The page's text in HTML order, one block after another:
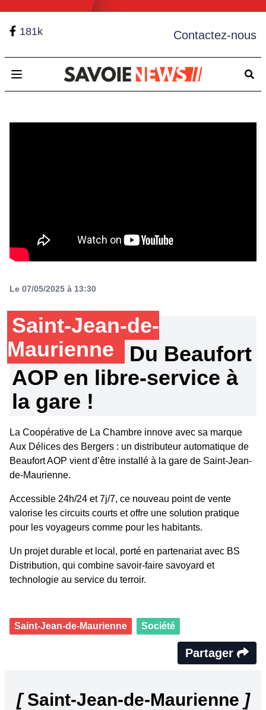
181k Contactez-nous
Open main menu
Le 07/05/2025 à 13:30
Saint-Jean-de-
Maurienne
Du Beaufort
AOP en libre-service à
la gare !
La Coopérative de La Chambre innove avec sa marque
Aux Délices des Bergers : un distributeur automatique de
Beaufort AOP vient d’être installé à la gare de Saint-Jean-
de-Maurienne.
Accessible 24h/24 et 7j/7, ce nouveau point de vente
valorise les circuits courts et offre une solution pratique
pour les voyageurs comme pour les habitants.
Un projet durable et local, porté en partenariat avec BS
Distribution, qui combine savoir-faire savoyard et
technologie au service du terroir.
Saint-Jean-de-Maurienne Société
Partager
[Saint-Jean-de-Maurienne ]